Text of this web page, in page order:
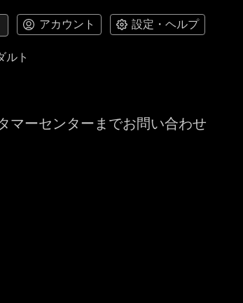
アカウント 設定・ヘルプ
ルト
マーセンターまでお問い合わせ